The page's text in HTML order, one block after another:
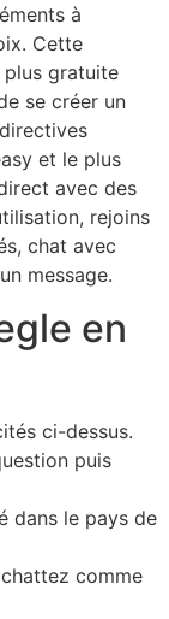
à
Cette
gratuite
se créer un
et le plus
avec des
rejoins
chat avec
message.
en
ci-dessus.
puis
dans le pays de
comme